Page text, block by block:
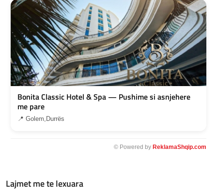
Bonita Classic Hotel & Spa — Pushime si asnjehere
me pare
📍 Golem,Durrës
© Powered by ReklamaShqip.com
Lajmet me te lexuara